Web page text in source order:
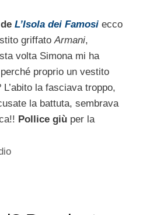
L’Isola dei Famosi ecco
griffatoArmani,
volta Simona mi ha
proprio un vestito
la fasciava troppo,
la battuta, sembrava
Pollice giù per la